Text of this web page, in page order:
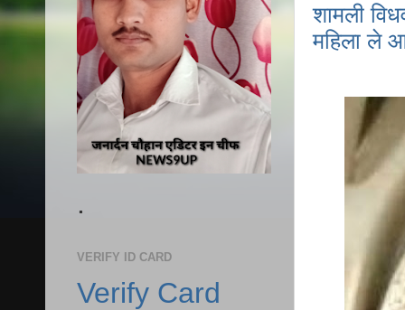
शामली
महिला ले
.
VERIFY ID CARD
Verify Card